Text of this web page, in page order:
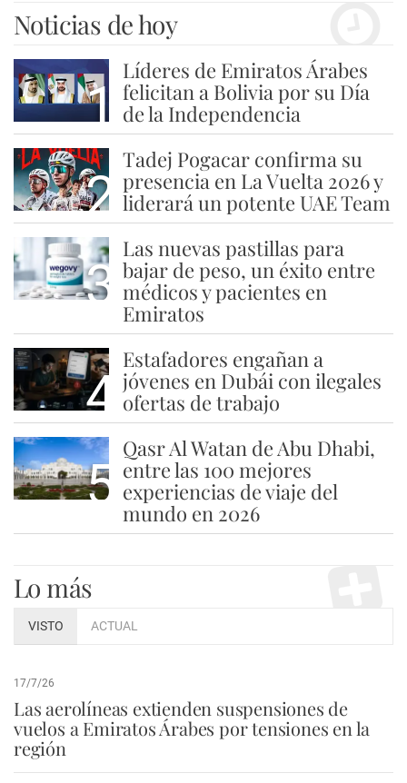
Noticias de hoy
1
Líderes de Emiratos Árabes
felicitan a Bolivia por su Día
de la Independencia
2
Tadej Pogacar confirma su
presencia en La Vuelta 2026 y
liderará un potente UAE Team
3
Las nuevas pastillas para
bajar de peso, un éxito entre
médicos y pacientes en
Emiratos
4
Estafadores engañan a
jóvenes en Dubái con ilegales
ofertas de trabajo
5
Qasr Al Watan de Abu Dhabi,
entre las 100 mejores
experiencias de viaje del
mundo en 2026
Lo más
VISTO ACTUAL
17/7/26
Las aerolíneas extienden suspensiones de
vuelos a Emiratos Árabes por tensiones en la
región